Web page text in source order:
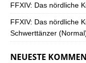
FFXIV: Das nördliche
FFXIV: Das nördliche
Schwerttänzer
NEUESTE